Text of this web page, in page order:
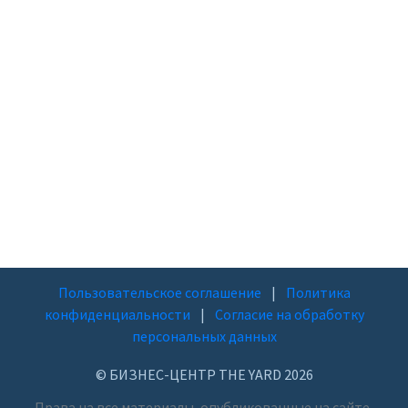
Пользовательское соглашение |
Политика
конфиденциальности
|
Согласие на обработку
персональных данных
© БИЗНЕС-ЦЕНТР THE YARD 2026